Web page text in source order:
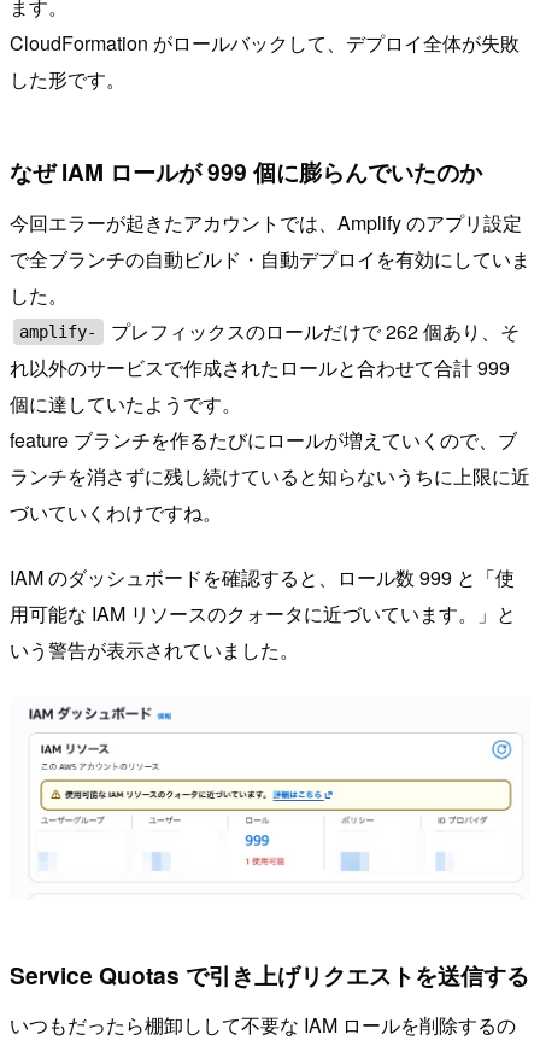
ます。
CloudFormation がロールバックして、デプロイ全体が失敗
した形です。
なぜ IAM ロールが 999 個に膨らんでいたのか
今回エラーが起きたアカウントでは、Amplify のアプリ設定
で全ブランチの自動ビルド・自動デプロイを有効にしていま
した。
amplify-
プレフィックスのロールだけで 262 個あり、そ
れ以外のサービスで作成されたロールと合わせて合計 999
個に達していたようです。
feature ブランチを作るたびにロールが増えていくので、ブ
ランチを消さずに残し続けていると知らないうちに上限に近
づいていくわけですね。
IAM のダッシュボードを確認すると、ロール数 999 と「使
用可能な IAM リソースのクォータに近づいています。」と
いう警告が表示されていました。
Service Quotas で引き上げリクエストを送信する
いつもだったら棚卸しして不要な IAM ロールを削除するの